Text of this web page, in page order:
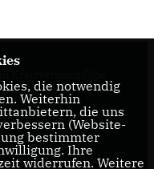
die notwendig
Weiterhin
die uns
(Website-
bestimmter
Ihre
widerrufen. Weitere